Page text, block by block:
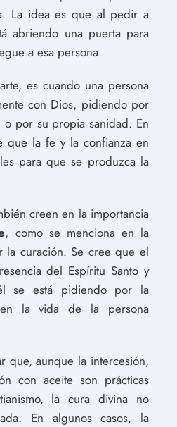
La idea es que al pedir a
abriendo una puerta para
a esa persona.
es cuando una persona
con Dios, pidiendo por
por su propia sanidad. En
que la fe y la confianza en
para que se produzca la
creen en la importancia
, como se menciona en la
la curación. Se cree que el
del Espíritu Santo y
se está pidiendo por la
en la vida de la persona
que, aunque la intercesión,
con aceite son prácticas
la cura divina no
En algunos casos, la